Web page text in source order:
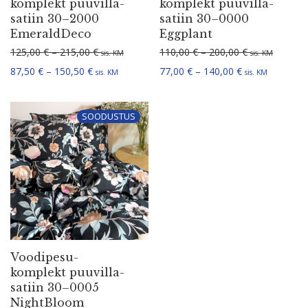
komplekt puuvil­la­
satiin 30–2000
EmeraldDeco
125,00€ – 215,00€Hinnavahemik: 125,00 € kuni 215,00 €
sis. KM
87,50 € – 150,50 €Hinnavahemik: 87,50 € kuni 150,50 €
sis. KM
komplekt puuvil­la­
satiin 30–0000
Eggplant
110,00€ – 200,00€ sis. KM
77,00 € – 140,00 € sis. KM
SOODUSTUS
Voodi­pe­su­
komplekt puuvil­la­
satiin 30–0005
NightBloom